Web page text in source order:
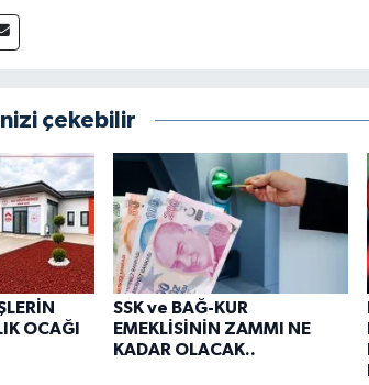
çekebilir
OCAĞI
SSK ve BAĞ-KUR
EMEKLİSİNİN ZAMMI NE
KADAR OLACAK..